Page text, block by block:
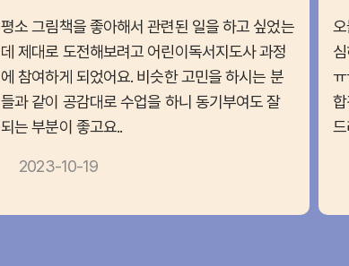
평소 그림책을 좋아해서 관련된 일을 하고 싶었는
데 제대로 도전해보려고 어린이독서지도사 과정
에 참여하게 되었어요. 비슷한 고민을 하시는 분
들과 같이 공감대로 수업을 하니 동기부여도 잘
되는 부분이 좋고요..
2023-10-19